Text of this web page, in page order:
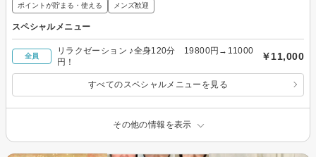
ポイントが貯まる・使える メンズ歓迎
スペシャルメニュー
全員
リラクゼーション ♪全身120分 19800円→11000
円！
￥11,000
すべてのスペシャルメニューを見る
その他の情報を表示